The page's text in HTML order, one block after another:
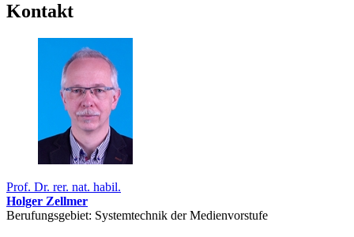
Kontakt
Prof. Dr. rer. nat. habil.
Holger Zellmer
Berufungsgebiet: System­technik der Medien­vorstufe